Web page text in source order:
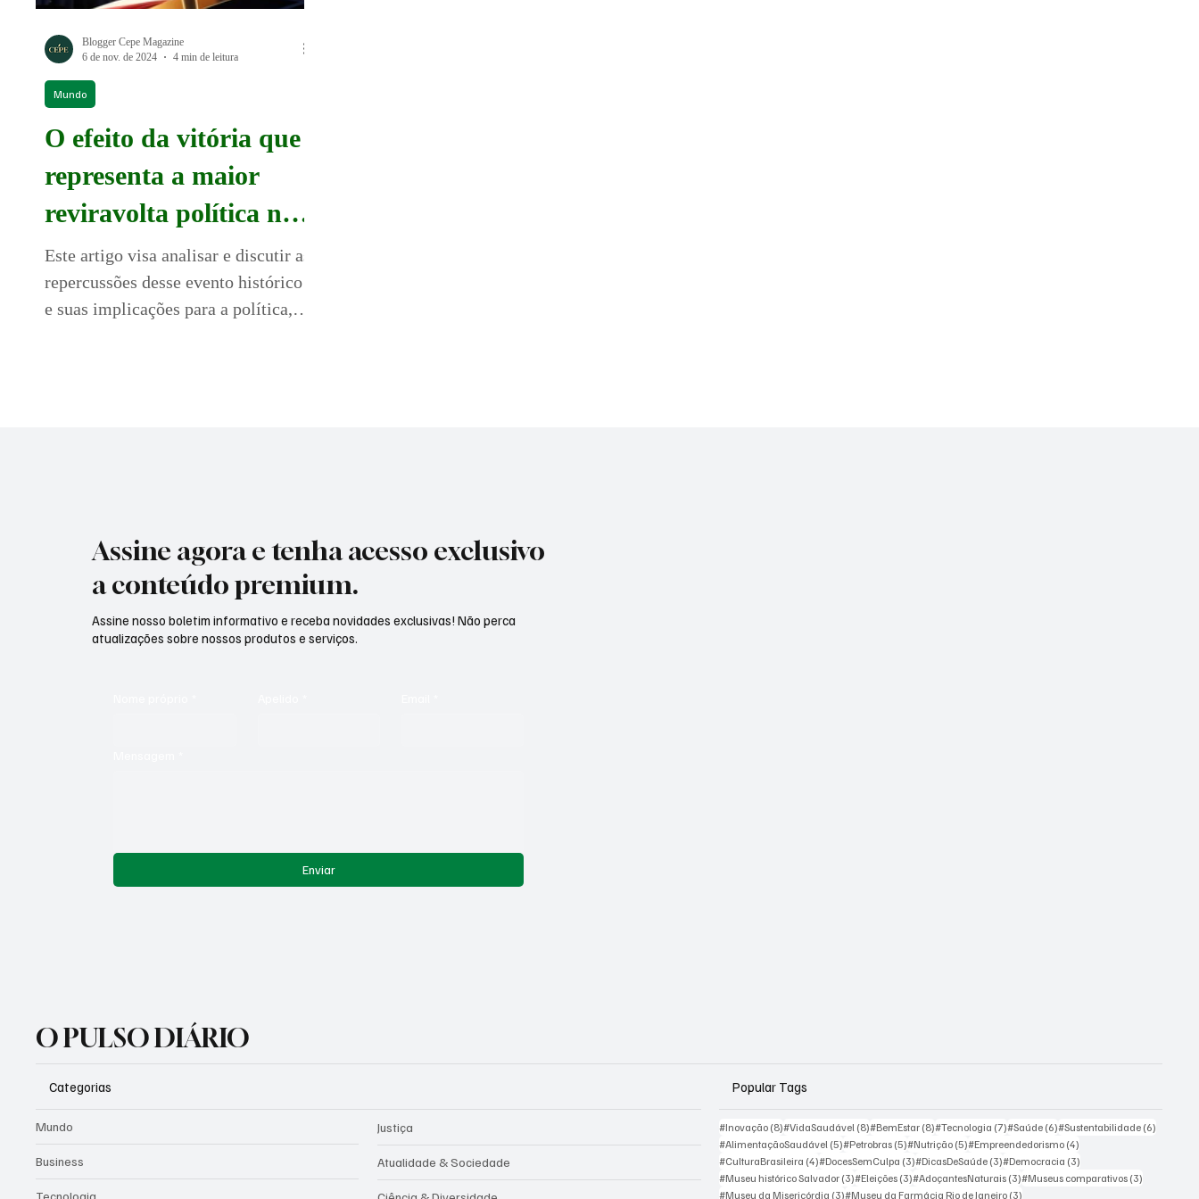
O efeito da vitória que
representa a maior
reviravolta política nas
eleições dos EUA:
quais são as
implicações para o
Este artigo visa analisar e discutir as
repercussões desse evento histórico
e suas implicações para a política,
Mundo
Blogger Cepe Magazine
6 de nov. de 2024
4 min de leitura
Assine agora e tenha acesso exclusivo
a conteúdo premium.
Enviar
Assine nosso boletim informativo e receba novidades exclusivas! Não perca
atualizações sobre nossos produtos e serviços.
O PULSO DIÁRIO
Categorias
Mundo
Business
Justiça
Atualidade & Sociedade
Popular Tags
#Inovação (8)8 posts
#VidaSaudável (8)8 posts
#BemEstar (8)8 posts
#Tecnologia (7)7 posts
#Saúde (6)6 posts
#Sustentabilidade (6)
#AlimentaçãoSaudável (5)5 posts
#Petrobras (5)5 posts
#Nutrição (5)5 posts
#Empreendedorismo (4)
#CulturaBrasileira (4)4 posts
#DocesSemCulpa (3)3 posts
#DicasDeSaúde (3)3 posts
#Democracia (3)
#Museu histórico Salvador (3)3 posts
#Eleições (3)3 posts
#AdoçantesNaturais (3)3 posts
#Museus comparativos (3)
#Museu da Misericórdia (3)3 posts
#Museu da Farmácia Rio de Janeiro (3)